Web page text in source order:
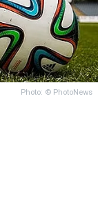
Photo: © PhotoNews